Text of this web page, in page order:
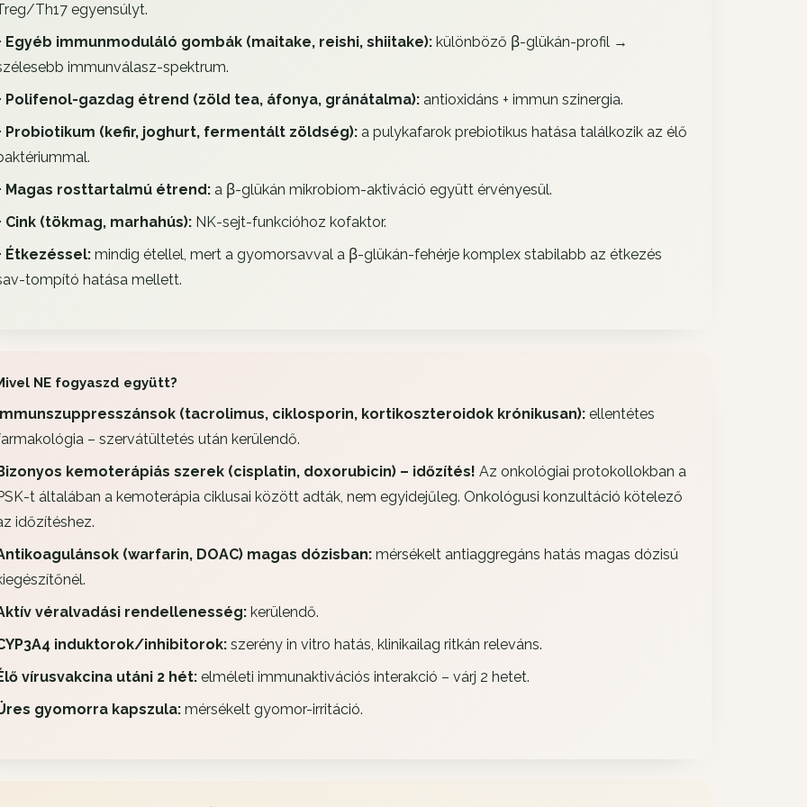
Th17 egyensúlyt.
Egyéb immunmoduláló gombák (maitake, reishi, shiitake):különböző β-glükán-profil →
immunválasz-spektrum.
Polifenol-gazdag étrend (zöld tea, áfonya, gránátalma):antioxidáns + immun szinergia.
Probiotikum (kefir, joghurt, fermentált zöldség):a pulykafarok prebiotikus hatása találkozik az élő
Magas rosttartalmú étrend:a β-glükán mikrobiom-aktiváció együtt érvényesül.
Cink (tökmag, marhahús):NK-sejt-funkcióhoz kofaktor.
Étkezéssel:mindig étellel, mert a gyomorsavval a β-glükán-fehérje komplex stabilabb az étkezés
tompító hatása mellett.
NE fogyaszd együtt?
(tacrolimus, ciklosporin, kortikoszteroidok krónikusan):ellentétes
– szervátültetés után kerülendő.
kemoterápiás szerek (cisplatin, doxorubicin) – időzítés! Az onkológiai protokollokban a
t általában a kemoterápia ciklusai között adták, nem egyidejűleg. Onkológusi konzultáció kötelező
időzítéshez.
(warfarin, DOAC) magas dózisban:mérsékelt antiaggregáns hatás magas dózisú
véralvadási rendellenesség:kerülendő.
induktorok/inhibitorok:szerény in vitro hatás, klinikailag ritkán releváns.
vírusvakcina utáni 2 hét:elméleti immunaktivációs interakció – várj 2 hetet.
gyomorra kapszula:mérsékelt gyomor-irritáció.